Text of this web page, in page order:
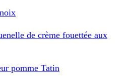
de crème fouettée aux
pomme Tatin